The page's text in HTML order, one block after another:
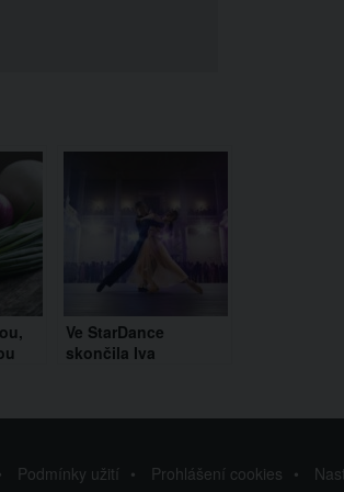
Ve StarDance
skončila Iva
soutěž vyhrát
Podmínky užití Prohlášení cookies